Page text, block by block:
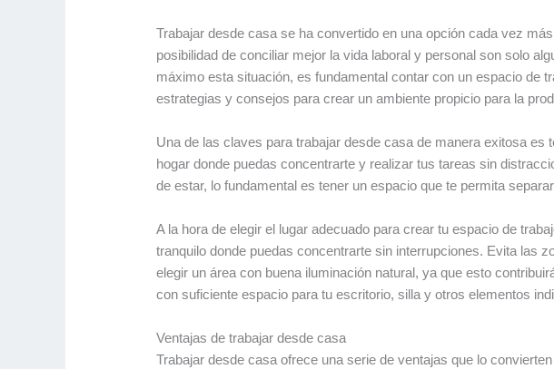
Trabajar desde casa se ha convertido en una opción cada vez
posibilidad de conciliar mejor la vida laboral y personal son solo
máximo esta situación, es fundamental contar con un espacio de
estrategias y consejos para crear un ambiente propicio para la
Una de las claves para trabajar desde casa de manera exitosa
hogar donde puedas concentrarte y realizar tus tareas sin
de estar, lo fundamental es tener un espacio que te permita
A la hora de elegir el lugar adecuado para crear tu espacio de
tranquilo donde puedas concentrarte sin interrupciones. Evita las
elegir un área con buena iluminación natural, ya que esto
con suficiente espacio para tu escritorio, silla y otros elementos
Ventajas de trabajar desde casa
Trabajar desde casa ofrece una serie de ventajas que lo